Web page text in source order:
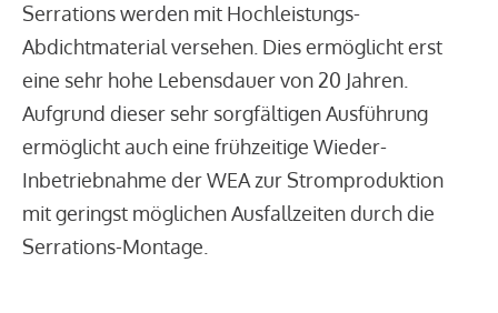
Serrations werden mit Hochleistungs-
Abdichtmaterial versehen. Dies ermöglicht erst
eine sehr hohe Lebensdauer von 20 Jahren.
Aufgrund dieser sehr sorgfältigen Ausführung
ermöglicht auch eine frühzeitige Wieder-
Inbetriebnahme der WEA zur Stromproduktion
mit geringst möglichen Ausfallzeiten durch die
Serrations-Montage.